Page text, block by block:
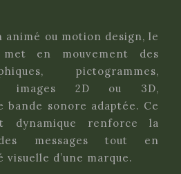
animé ou motion design, le
met en mouvement des
pictogrammes,
images 2D ou 3D,
bande sonore adaptée. Ce
dynamique renforce la
des messages tout en
d’une marque.